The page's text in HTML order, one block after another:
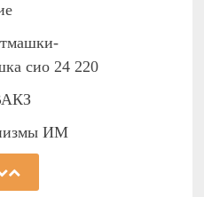
сио 24 220
ИМ